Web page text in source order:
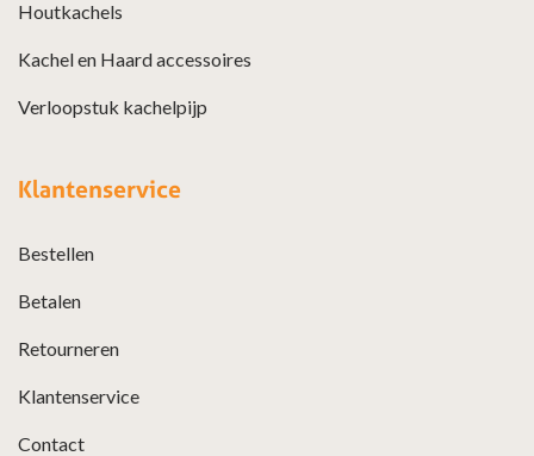
Houtkachels
Kachel en Haard accessoires
Verloopstuk kachelpijp
Klantenservice
Bestellen
Betalen
Retourneren
Klantenservice
Contact